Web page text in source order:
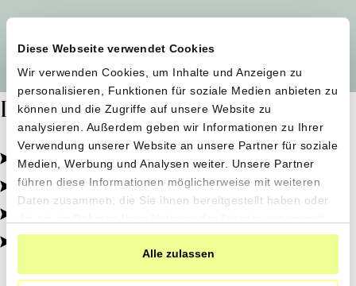
Diese Webseite verwendet Cookies
Wir verwenden Cookies, um Inhalte und Anzeigen zu
personalisieren, Funktionen für soziale Medien anbieten zu
können und die Zugriffe auf unsere Website zu
analysieren. Außerdem geben wir Informationen zu Ihrer
Verwendung unserer Website an unsere Partner für soziale
Medien, Werbung und Analysen weiter. Unsere Partner
führen diese Informationen möglicherweise mit weiteren
Daten zusammen, die Sie ihnen bereitgestellt haben oder
haben.
Alle zulassen
Dafür stehen wir
Pestizidfrei angebaut, schonend verarbeitet.
Natürliche Zutaten, echter Geschmack.
Von kleinen Höfen, direkt zu dir.
100% transparent, 0% Zusatzstoffe.